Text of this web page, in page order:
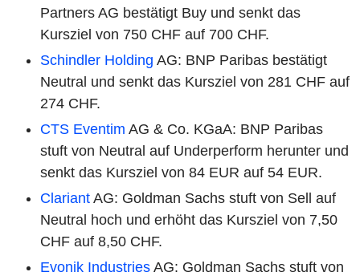
Partners AG bestätigt Buy und senkt das
Kursziel von 750 CHF auf 700 CHF.
Schindler Holding AG: BNP Paribas bestätigt
Neutral und senkt das Kursziel von 281 CHF auf
274 CHF.
CTS Eventim AG & Co. KGaA: BNP Paribas
stuft von Neutral auf Underperform herunter und
senkt das Kursziel von 84 EUR auf 54 EUR.
Clariant AG: Goldman Sachs stuft von Sell auf
Neutral hoch und erhöht das Kursziel von 7,50
CHF auf 8,50 CHF.
Evonik Industries AG: Goldman Sachs stuft von